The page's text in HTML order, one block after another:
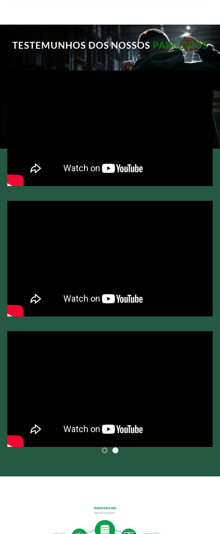
TESTEMUNHOS DOS NOSSOS PARCEIROS